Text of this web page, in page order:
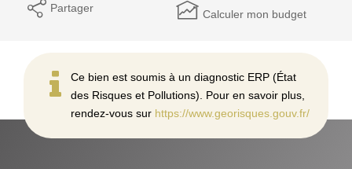
Partager Calculer mon budget
Ce bien est soumis à un diagnostic ERP (État
des Risques et Pollutions). Pour en savoir plus,
rendez-vous sur https://www.georisques.gouv.fr/